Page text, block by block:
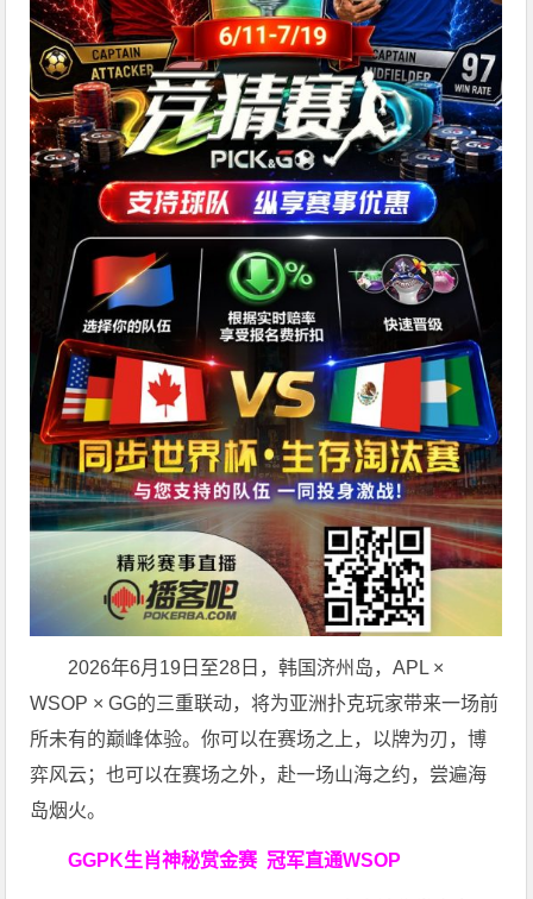
2026年6月19日至28日，韩国济州岛，APL ×
WSOP × GG的三重联动，将为亚洲扑克玩家带来一场前
所未有的巅峰体验。你可以在赛场之上，以牌为刃，博
弈风云；也可以在赛场之外，赴一场山海之约，尝遍海
岛烟火。
GGPK生肖神秘赏金赛冠军直通WSOP